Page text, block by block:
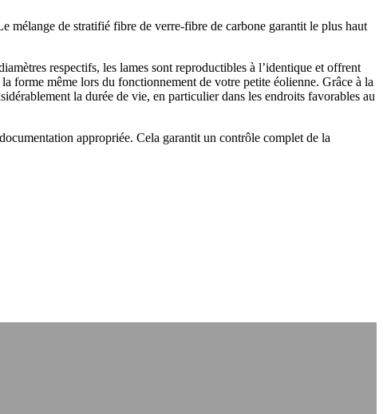
mélange de stratifié fibre de verre-fibre de carbone garantit le plus haut
respectifs, les lames sont reproductibles à l’identique et offrent
forme même lors du fonctionnement de votre petite éolienne. Grâce à la
la durée de vie, en particulier dans les endroits favorables au
appropriée. Cela garantit un contrôle complet de la